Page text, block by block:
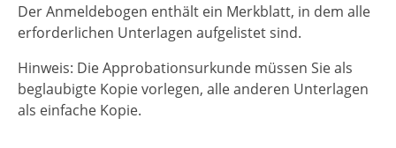
Der Anmeldebogen enthält ein Merkblatt, in dem alle
erforderlichen Unterlagen aufgelistet sind.
Hinweis: Die Approbationsurkunde müssen Sie als
beglaubigte Kopie vorlegen, alle anderen Unterlagen
als einfache Kopie.